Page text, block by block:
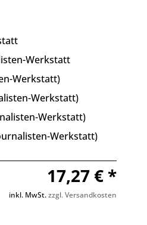
Werkstatt
Werkstatt)
Werkstatt)
Werkstatt)
Werkstatt)
17,27 € *
inkl. MwSt.zzgl. Versandkosten